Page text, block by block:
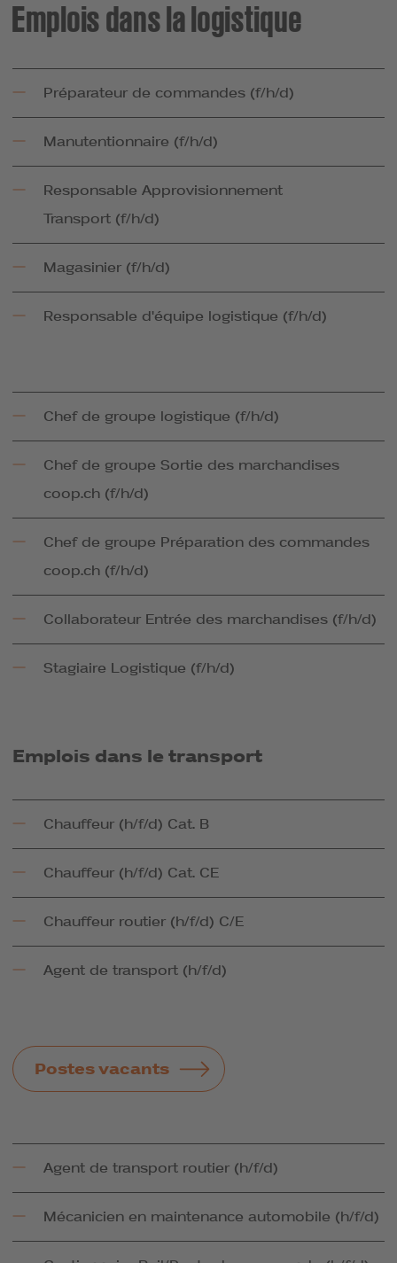
Emplois dans la logistique
Préparateur de commandes (f/h/d)
Manutentionnaire (f/h/d)
Responsable Approvisionnement
Transport (f/h/d)
Magasinier (f/h/d)
Responsable d'équipe logistique (f/h/d)
Chef de groupe logistique (f/h/d)
Chef de groupe Sortie des marchandises
coop.ch (f/h/d)
Chef de groupe Préparation des commandes
coop.ch (f/h/d)
Collaborateur Entrée des marchandises (f/h/d)
Stagiaire Logistique (f/h/d)
Emplois dans le transport
Chauffeur (h/f/d) Cat. B
Chauffeur (h/f/d) Cat. CE
Chauffeur routier (h/f/d) C/E
Agent de transport (h/f/d)
Postes vacants
Agent de transport routier (h/f/d)
Mécanicien en maintenance automobile (h/f/d)